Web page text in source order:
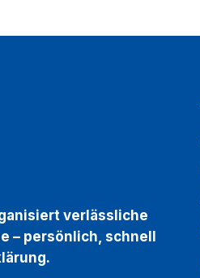
verlässliche
– persönlich, schnell